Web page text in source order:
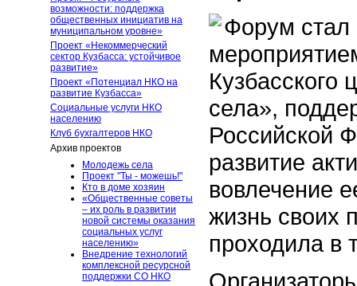
возможности: поддержка
общественных инициатив на
муниципальном уровне»
Проект «Некоммерческий
сектор Кузбасса: устойчивое
развитие»
Проект «Потенциал НКО на
развитие Кузбасса»
Социальные услуги НКО
населению
Клуб бухгалтеров НКО
Архив проектов
Молодежь села
Проект "Ты - можешь!"
Кто в доме хозяин
«Общественные советы
– их роль в развитии
новой системы оказания
социальных услуг
населению»
Внедрение технологий
комплексной ресурсной
поддержки СО НКО
Форум
села»,
Российской
развитие
вовлечение
жизнь своих
проходила в